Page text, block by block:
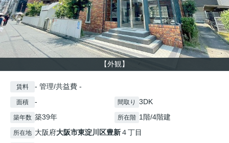
【外観】
賃料 - 管理/共益費 -
面積 - 間取り 3DK
築年数 築39年 所在階 1階/4階建
所在地 大阪府大阪市東淀川区豊新４丁目